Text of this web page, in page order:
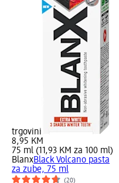
trgovini
8,95 KM
75 ml (11,93 KM za 100 ml)
BlanxBlack Volcano pasta
za zube, 75 ml
(20)